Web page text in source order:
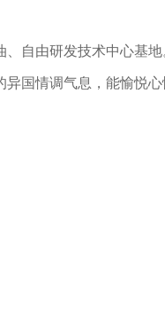
自由研发技术中心基地
国情调气息，能愉悦心